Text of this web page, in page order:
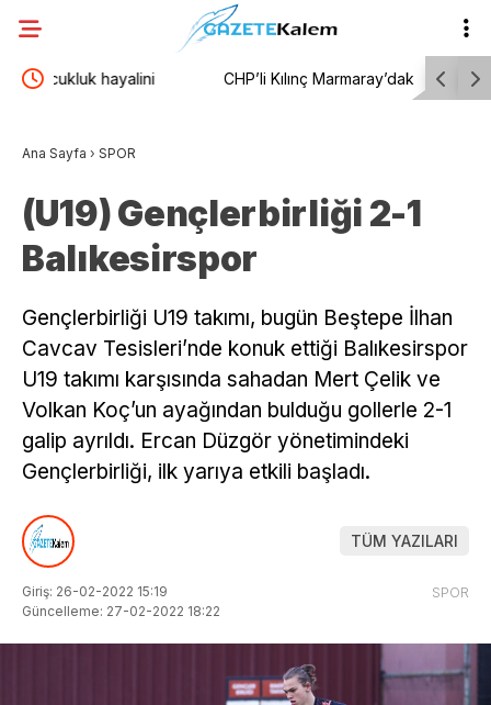
CHP’li Kılınç Marmaray’daki intihar olaylarını TBMM
Ana Sayfa › SPOR
(U19) Gençlerbirliği 2-1
Balıkesirspor
Gençlerbirliği U19 takımı, bugün Beştepe İlhan
Cavcav Tesisleri’nde konuk ettiği Balıkesirspor
U19 takımı karşısında sahadan Mert Çelik ve
Volkan Koç’un ayağından bulduğu gollerle 2-1
galip ayrıldı. Ercan Düzgör yönetimindeki
Gençlerbirliği, ilk yarıya etkili başladı.
TÜM YAZILARI
Giriş: 26-02-2022 15:19
Güncelleme: 27-02-2022 18:22
SPOR